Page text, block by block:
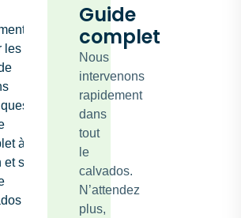
les
:
à
sur
Guide
complet
Nous
intervenons
rapidement
dans
tout
le
calvados.
N’attendez
plus,